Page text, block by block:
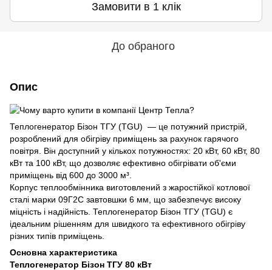
Замовити в 1 клік
До обраного
Опис
Теплогенератор Бізон ТГУ (TGU) — це потужний пристрій,
розроблений для обігріву приміщень за рахунок гарячого
повітря. Він доступний у кількох потужностях: 20 кВт, 60 кВт, 80
кВт та 100 кВт, що дозволяє ефективно обігрівати об'єми
приміщень від 600 до 3000 м³.
Корпус теплообмінника виготовлений з жаростійкої котлової
сталі марки 09Г2С завтовшки 6 мм, що забезпечує високу
міцність і надійність. Теплогенератор Бізон ТГУ (TGU) є
ідеальним рішенням для швидкого та ефективного обігріву
різних типів приміщень.
Основна характеристика
Теплогенератор Бізон ТГУ 80 кВт